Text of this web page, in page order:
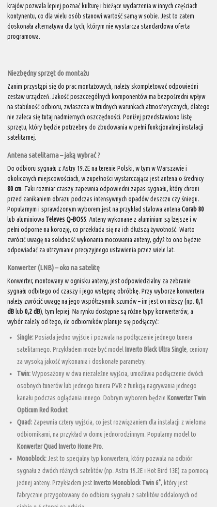
krajów pozwala lepiej poznać kulturę i bieżące wydarzenia w innych częściach
kontynentu, co dla wielu osób stanowi wartość samą w sobie. Jest to zatem
doskonała alternatywa dla tych, którym nie wystarcza standardowa oferta
programowa.
Niezbędny sprzęt do montażu
Zanim przystąpi się do prac montażowych, należy skompletować odpowiedni
zestaw urządzeń. Jakość poszczególnych komponentów ma bezpośredni wpływ
na stabilność odbioru, zwłaszcza w trudnych warunkach atmosferycznych, dlatego
nie zaleca się tutaj nadmiernych oszczędności. Poniżej przedstawiono listę
sprzętu, który będzie potrzebny do zbudowania w pełni funkcjonalnej instalacji
satelitarnej.
Antena satelitarna – jaką wybrać ?
Do odbioru sygnału z Astry 19.2E na terenie Polski, w tym w Warszawie i
okolicznych miejscowościach, w zupełności wystarczająca jest antena o średnicy
80 cm. Taki rozmiar czaszy zapewnia odpowiedni zapas sygnału, który chroni
przed zanikaniem obrazu podczas intensywnych opadów deszczu czy śniegu.
Popularnym i sprawdzonym wyborem jest na przykład stalowa antena Corab 80
lub aluminiowa Televes Q-BOSS. Anteny wykonane z aluminium są lżejsze i w
pełni odporne na korozję, co przekłada się na ich dłuższą żywotność. Warto
zwrócić uwagę na solidność wykonania mocowania anteny, gdyż to ono będzie
odpowiadać za utrzymanie precyzyjnego ustawienia przez wiele lat.
Konwerter (LNB) – oko na satelitę
Konwerter, montowany w ognisku anteny, jest odpowiedzialny za zebranie
sygnału odbitego od czaszy i jego wstępną obróbkę. Przy wyborze konwertera
należy zwrócić uwagę na jego współczynnik szumów – im jest on niższy (np. 0,1
dB lub 0,2 dB), tym lepiej. Na rynku dostępne są różne typy konwerterów, a
wybór zależy od tego, ile odbiorników planuje się podłączyć:
Single:Posiada jedno wyjście i pozwala na podłączenie jednego tunera
satelitarnego. Przykładem może być model Inverto Black Ultra Single, ceniony
za wysoką jakość wykonania i doskonałe parametry.
Twin:Wyposażony w dwa niezależne wyjścia, umożliwia podłączenie dwóch
osobnych tunerów lub jednego tunera PVR z funkcją nagrywania jednego
kanału podczas oglądania innego. Dobrym wyborem będzie Konwerter Twin
Opticum Red Rocket.
Quad: Zapewnia cztery wyjścia, co jest rozwiązaniem dla instalacji z wieloma
odbiornikami, na przykład w domu jednorodzinnym. Popularny model to
Konwerter Quad Inverto Home Pro.
Monoblock:Jest to specjalny typ konwertera, który pozwala na odbiór
sygnału z dwóch różnych satelitów (np. Astra 19.2E i Hot Bird 13E) za pomocą
jednej anteny. Przykładem jest Inverto Monoblock Twin 6°, który jest
fabrycznie przygotowany do odbioru sygnału z satelitów oddalonych od